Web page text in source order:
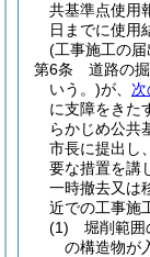
共基準点使用
日までに使用
(工事施工の届
第6条
道路の
いう。)が、
に支障をきた
らかじめ公共
市長に提出し
要な措置を講
一時撤去又は
近での工事施
(1)
堀削範囲
の構造物が